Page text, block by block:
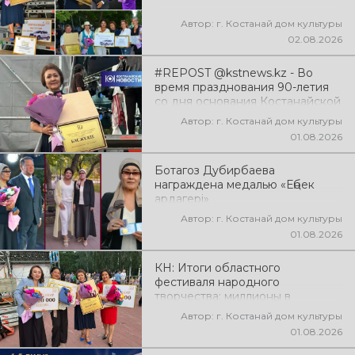
Автор: г. Костанай дом культуры
02.08.2026
#REPOST @kstnews.kz - Во
время празднования 90-летия
со дня основания Костанайской
области подвели итоги 38-го
фестиваля самодеятельного
Автор: г. Костанай дом культуры
01.08.2026
Ботагоз Дубирбаева
награждена медалью «Еңбек
ардагері»
Автор: г. Костанай дом культуры
01.08.2026
КН: Итоги областного
фестиваля народного
творчества: миллионы в
культуруАвтор: г. Костанай дом культуры
01.08.2026